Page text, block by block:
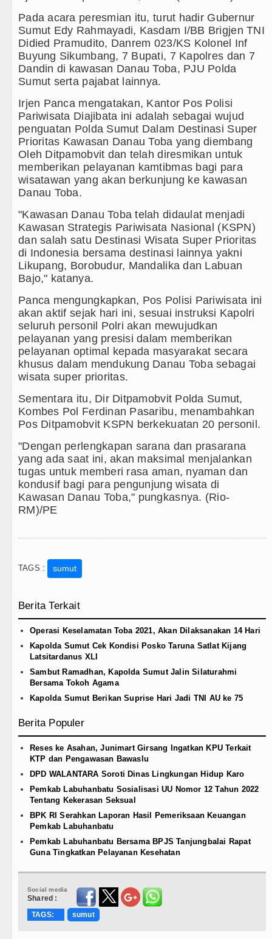
Pelayanan Publik yang Cepat dan Humanis
Catur Antar Wartawan, Ajang Silahturahmi
se-Kepulauan Nias Percepat Usulan BKP 2027
Curanmor di Tebing Tinggi
Minggu 9 Agustus 2026 Pukul 20.30 WIB
di Seoul Minggu 9 Agustus 2026 Pukul 18.00 WIB
Kinerja Kadis Perkimcikataru Medan
Kelapa di Nias Utara
Ini Daftar Lengkapnya
Pelayanan Publik yang Cepat dan Humanis
Catur Antar Wartawan, Ajang Silahturahmi
se-Kepulauan Nias Percepat Usulan BKP 2027
Lewat Peningkatan Pelayanan Primer
Pada acara peresmian itu, turut hadir Gubernur
Sumut Edy Rahmayadi, Kasdam I/BB Brigjen TNI
Didied Pramudito, Danrem 023/KS Kolonel Inf
Buyung Sikumbang, 7 Bupati, 7 Kapolres dan 7
Dandin di kawasan Danau Toba, PJU Polda
Sumut serta pajabat lainnya.
Irjen Panca mengatakan, Kantor Pos Polisi
Pariwisata Diajibata ini adalah sebagai wujud
penguatan Polda Sumut Dalam Destinasi Super
Prioritas Kawasan Danau Toba yang diembang
Oleh Ditpamobvit dan telah diresmikan untuk
memberikan pelayanan kamtibmas bagi para
wisatawan yang akan berkunjung ke kawasan
Danau Toba.
"Kawasan Danau Toba telah didaulat menjadi
Kawasan Strategis Pariwisata Nasional (KSPN)
dan salah satu Destinasi Wisata Super Prioritas
di Indonesia bersama destinasi lainnya yakni
Likupang, Borobudur, Mandalika dan Labuan
Bajo," katanya.
Panca mengungkapkan, Pos Polisi Pariwisata ini
akan aktif sejak hari ini, sesuai instruksi Kapolri
seluruh personil Polri akan mewujudkan
pelayanan yang presisi dalam memberikan
pelayanan optimal kepada masyarakat secara
khusus dalam mendukung Danau Toba sebagai
wisata super prioritas.
Sementara itu, Dir Ditpamobvit Polda Sumut,
Kombes Pol Ferdinan Pasaribu, menambahkan
Pos Ditpamobvit KSPN berkekuatan 20 personil.
"Dengan perlengkapan sarana dan prasarana
yang ada saat ini, akan maksimal menjalankan
tugas untuk memberi rasa aman, nyaman dan
kondusif bagi para pengunjung wisata di
Kawasan Danau Toba," pungkasnya. (Rio-
RM)/PE
TAGS : sumut
Berita Terkait
Operasi Keselamatan Toba 2021, Akan Dilaksanakan 14 Hari
Kapolda Sumut Cek Kondisi Posko Taruna Satlat Kijang
Latsitardanus XLI
Sambut Ramadhan, Kapolda Sumut Jalin Silaturahmi
Bersama Tokoh Agama
Kapolda Sumut Berikan Suprise Hari Jadi TNI AU ke 75
Berita Populer
Reses ke Asahan, Junimart Girsang Ingatkan KPU Terkait
KTP dan Pengawasan Bawaslu
DPD WALANTARA Soroti Dinas Lingkungan Hidup Karo
Pemkab Labuhanbatu Sosialisasi UU Nomor 12 Tahun 2022
Tentang Kekerasan Seksual
BPK RI Serahkan Laporan Hasil Pemeriksaan Keuangan
Pemkab Labuhanbatu
Pemkab Labuhanbatu Bersama BPJS Tanjungbalai Rapat
Guna Tingkatkan Pelayanan Kesehatan
Social media
Shared :
TAGS:
sumut